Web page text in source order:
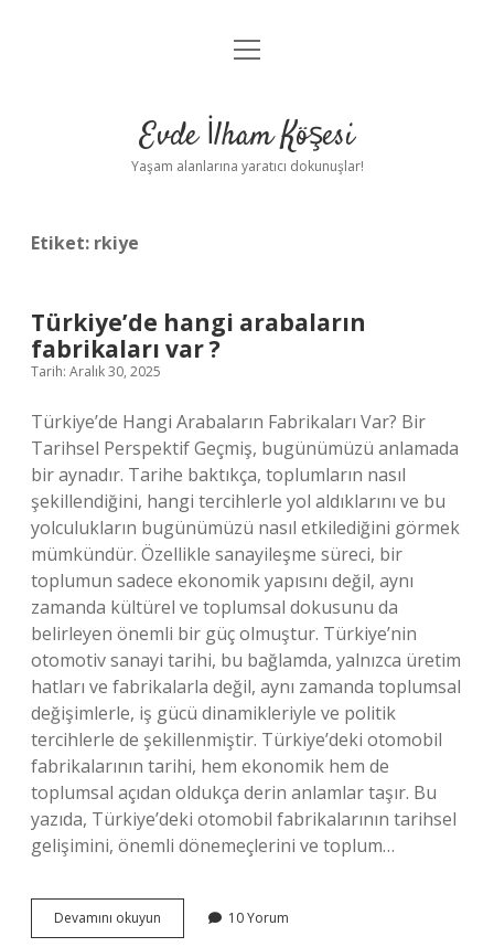
Anasayfa
Yasal Uyarı
menüyü
Evde İlham Köşesi
Yaşam alanlarına yaratıcı dokunuşlar!
Etiket: rkiye
Türkiye’de hangi arabaların
fabrikaları var ?
Tarih: Aralık 30, 2025
Türkiye’de Hangi Arabaların Fabrikaları Var? Bir
Tarihsel Perspektif Geçmiş, bugünümüzü anlamada
bir aynadır. Tarihe baktıkça, toplumların nasıl
şekillendiğini, hangi tercihlerle yol aldıklarını ve bu
yolculukların bugünümüzü nasıl etkilediğini görmek
mümkündür. Özellikle sanayileşme süreci, bir
toplumun sadece ekonomik yapısını değil, aynı
zamanda kültürel ve toplumsal dokusunu da
belirleyen önemli bir güç olmuştur. Türkiye’nin
otomotiv sanayi tarihi, bu bağlamda, yalnızca üretim
hatları ve fabrikalarla değil, aynı zamanda toplumsal
değişimlerle, iş gücü dinamikleriyle ve politik
tercihlerle de şekillenmiştir. Türkiye’deki otomobil
fabrikalarının tarihi, hem ekonomik hem de
toplumsal açıdan oldukça derin anlamlar taşır. Bu
yazıda, Türkiye’deki otomobil fabrikalarının tarihsel
gelişimini, önemli dönemeçlerini ve toplum…
Devamını okuyun Türkiye’de
hangi
10 Yorum